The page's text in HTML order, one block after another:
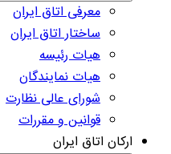
معرفی اتاق ایران
ساختار اتاق ایران
هیات رئیسه
هیات نمایندگان
شورای عالی نظارت
قوانین و مقررات
ارکان اتاق ایران